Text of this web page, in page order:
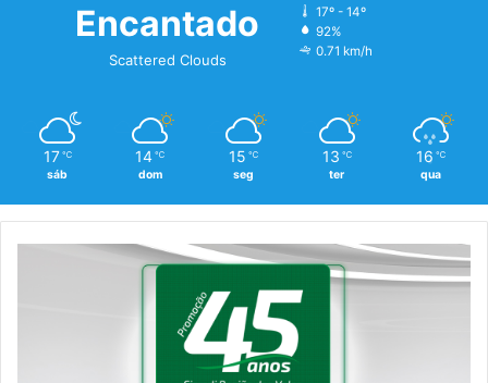
Encantado
Scattered Clouds
17º - 14º
92%
0.71 km/h
17 ℃
sáb
14 ℃
dom
15 ℃
seg
13 ℃
ter
16 ℃
qua